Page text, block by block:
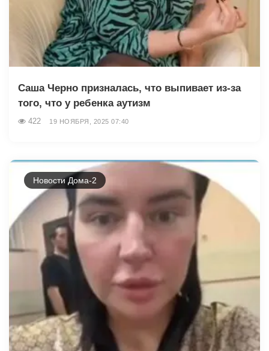
Саша Черно призналась, что выпивает из-за
того, что у ребенка аутизм
422 19 НОЯБРЯ, 2025 07:40
Новости Дома-2